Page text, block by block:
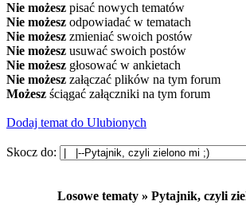
Nie możesz pisać nowych tematów
Nie możesz odpowiadać w tematach
Nie możesz zmieniać swoich postów
Nie możesz usuwać swoich postów
Nie możesz głosować w ankietach
Nie możesz załączać plików na tym forum
Możesz ściągać załączniki na tym forum
Dodaj temat do Ulubionych
Skocz do:
Losowe tematy » Pytajnik, czyli